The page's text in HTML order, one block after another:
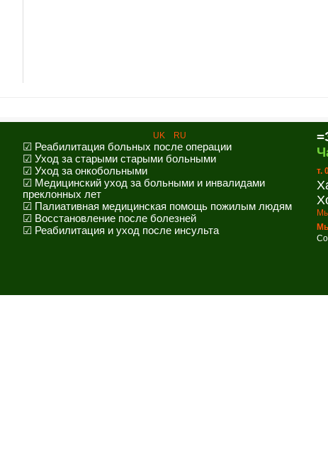
UK RU
☑ Реабилитация больных после операции
☑ Уход за старыми старыми больными
☑ Уход за онкобольными
☑ Медицинский уход за больными и инвалидами
преклонных лет
☑ Палиативная медицинская помощь пожилым людям
☑ Восстановление после болезней
☑ Реабилитация и уход после инсульта
т.